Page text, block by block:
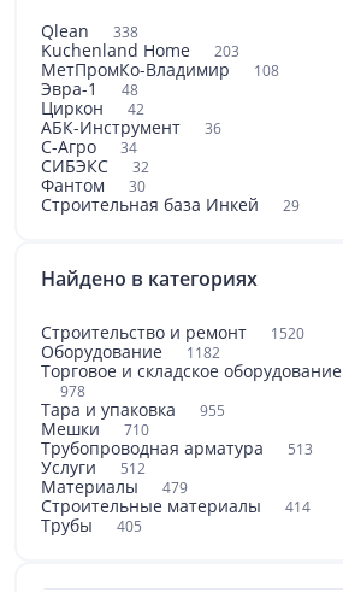
Qlean 338
Kuchenland Home 203
МетПромКо-Владимир 108
Эвра-1 48
Циркон 42
АБК-Инструмент 36
С-Агро 34
СИБЭКС 32
Фантом 30
Строительная база Инкей 29
Найдено в категориях
Строительство и ремонт 1520
Оборудование 1182
Торговое и складское оборудование
978
Тара и упаковка 955
Мешки 710
Трубопроводная арматура 513
Услуги 512
Материалы 479
Строительные материалы 414
Трубы 405